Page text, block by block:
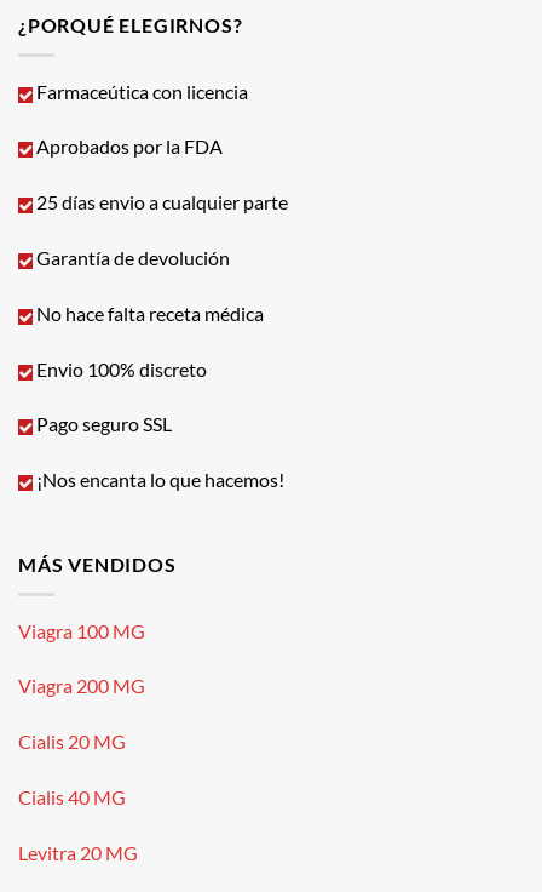
¿PORQUÉ ELEGIRNOS?
Farmaceútica con licencia
Aprobados por la FDA
25 días envio a cualquier parte
Garantía de devolución
No hace falta receta médica
Envio 100% discreto
Pago seguro SSL
¡Nos encanta lo que hacemos!
MÁS VENDIDOS
Viagra 100 MG
Viagra 200 MG
Cialis 20 MG
Cialis 40 MG
Levitra 20 MG